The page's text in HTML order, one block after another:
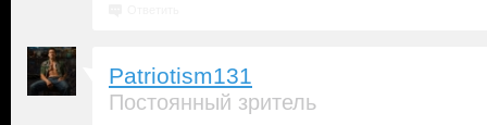
Patriotism131
Постоянный зритель